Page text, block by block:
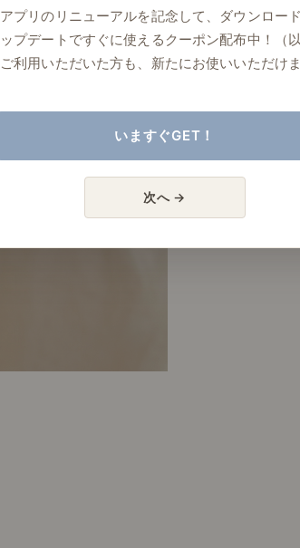
アプリのリニューアルを記念して、ダウンロー
ップデートですぐに使えるクーポン配布中！（
ご利用いただいた方も、新たにお使いいただけま
いますぐGET！
次へ →